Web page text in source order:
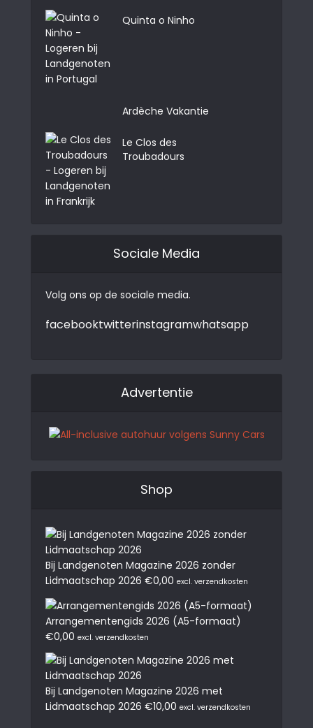
Quinta o Ninho
Ardèche Vakantie
Le Clos des
Troubadours
Sociale Media
Volg ons op de sociale media.
facebooktwitterinstagramwhatsapp
Advertentie
Shop
Bij Landgenoten Magazine 2026 zonder
Lidmaatschap 2026 €0,00 excl. verzendkosten
Arrangementengids 2026 (A5-formaat)
€0,00 excl. verzendkosten
Bij Landgenoten Magazine 2026 met
Lidmaatschap 2026 €10,00 excl. verzendkosten